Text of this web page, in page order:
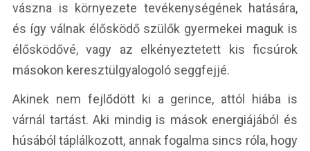
vászna is környezete tevékenységének hatására,
és így válnak élősködő szülők gyermekei maguk is
élősködővé, vagy az elkényeztetett kis ficsúrok
másokon keresztülgyalogoló seggfejjé.
Akinek nem fejlődött ki a gerince, attól hiába is
várnál tartást. Aki mindig is mások energiájából és
húsából táplálkozott, annak fogalma sincs róla, hogy